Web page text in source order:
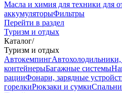
Масла и химия для техники для
аккумуляторыФильтры
Перейти в раздел
Туризм и отдых
Каталог/
Туризм и отдых
Автокемпинг
контейнерыБагажные системы
рацииФонари, зарядные
горелкиРюкзаки и сумки